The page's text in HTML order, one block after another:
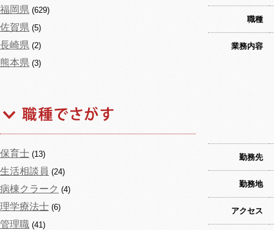
福岡県 (629)
佐賀県 (5)
長崎県 (2)
熊本県 (3)
保育士 (13)
生活相談員 (24)
病棟クラーク (4)
理学療法士 (6)
管理職 (41)
職種
業務内容
勤務先
勤務地
アクセス